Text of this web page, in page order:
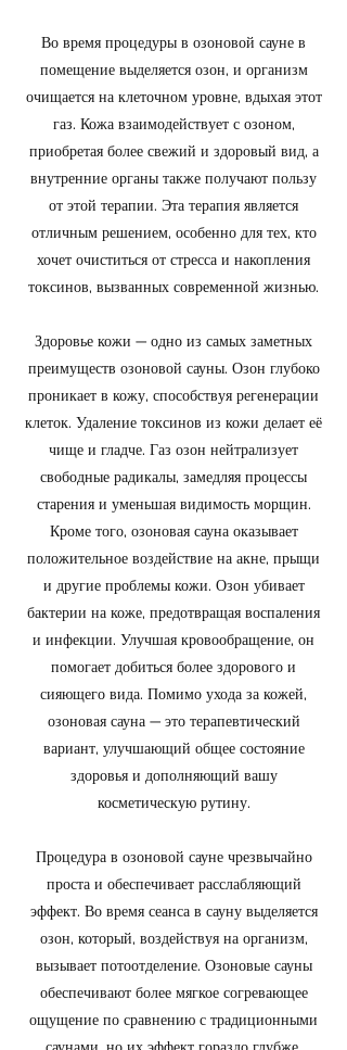
Во время процедуры в озоновой сауне в
помещение выделяется озон, и организм
очищается на клеточном уровне, вдыхая этот
газ. Кожа взаимодействует с озоном,
приобретая более свежий и здоровый вид, а
внутренние органы также получают пользу
от этой терапии. Эта терапия является
отличным решением, особенно для тех, кто
хочет очиститься от стресса и накопления
токсинов, вызванных современной жизнью.
Здоровье кожи — одно из самых заметных
преимуществ озоновой сауны. Озон глубоко
проникает в кожу, способствуя регенерации
клеток. Удаление токсинов из кожи делает её
чище и гладче. Газ озон нейтрализует
свободные радикалы, замедляя процессы
старения и уменьшая видимость морщин.
Кроме того, озоновая сауна оказывает
положительное воздействие на акне, прыщи
и другие проблемы кожи. Озон убивает
бактерии на коже, предотвращая воспаления
и инфекции. Улучшая кровообращение, он
помогает добиться более здорового и
сияющего вида. Помимо ухода за кожей,
озоновая сауна — это терапевтический
вариант, улучшающий общее состояние
здоровья и дополняющий вашу
косметическую рутину.
Процедура в озоновой сауне чрезвычайно
проста и обеспечивает расслабляющий
эффект. Во время сеанса в сауну выделяется
озон, который, воздействуя на организм,
вызывает потоотделение. Озоновые сауны
обеспечивают более мягкое согревающее
ощущение по сравнению с традиционными